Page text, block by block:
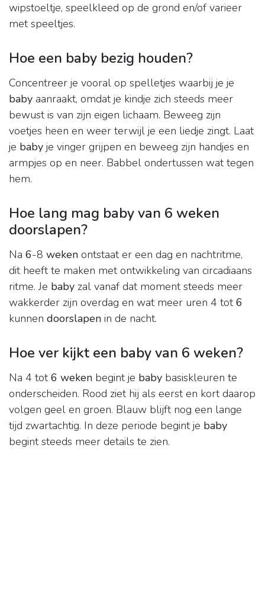
wipstoeltje, speelkleed op de grond en/of varieer
met speeltjes.
Hoe een baby bezig houden?
Concentreer je vooral op spelletjes waarbij je je
baby aanraakt, omdat je kindje zich steeds meer
bewust is van zijn eigen lichaam. Beweeg zijn
voetjes heen en weer terwijl je een liedje zingt. Laat
je baby je vinger grijpen en beweeg zijn handjes en
armpjes op en neer. Babbel ondertussen wat tegen
hem.
Hoe lang mag baby van 6 weken
doorslapen?
Na 6-8 weken ontstaat er een dag en nachtritme,
dit heeft te maken met ontwikkeling van circadiaans
ritme. Je baby zal vanaf dat moment steeds meer
wakkerder zijn overdag en wat meer uren 4 tot6
kunnen doorslapen in de nacht.
Hoe ver kijkt een baby van 6 weken?
Na 4 tot6 weken begint je baby basiskleuren te
onderscheiden. Rood ziet hij als eerst en kort daarop
volgen geel en groen. Blauw blijft nog een lange
tijd zwartachtig. In deze periode begint je baby
begint steeds meer details te zien.